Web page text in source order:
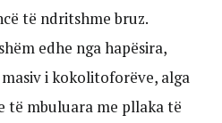
të ndritshme bruz.
edhe nga hapësira,
i kokolitoforëve, alga
të mbuluara me pllaka të